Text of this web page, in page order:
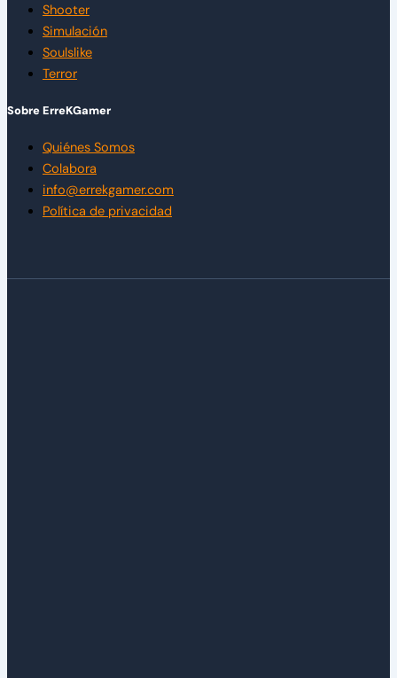
Shooter
Simulación
Soulslike
Terror
Sobre ErreKGamer
Quiénes Somos
Colabora
info@errekgamer.com
Política de privacidad